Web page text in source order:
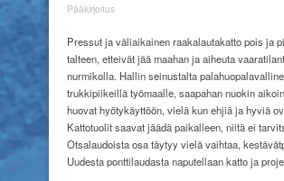
Pääkirjoitus
Pressut ja väliaikainen raakalautakatto pois ja
talteen, etteivät jää maahan ja aiheuta
nurmikolla. Hallin seinustalta
trukkipiikeillä työmaalle, saapahan nuokin
huovat hyötykäyttöön, vielä kun ehjiä ja hyviä
Kattotuolit saavat jäädä paikalleen, niitä ei
Otsalaudoista osa täytyy vielä vaihtaa,
Uudesta ponttilaudasta naputellaan katto ja